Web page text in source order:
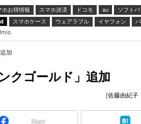
ホお得情報 スマホ決済 ドコモ au ソフトバ
スマホケース ウェアラブル イヤフォン
加
クゴールド」追加
[佐藤由紀子
Share